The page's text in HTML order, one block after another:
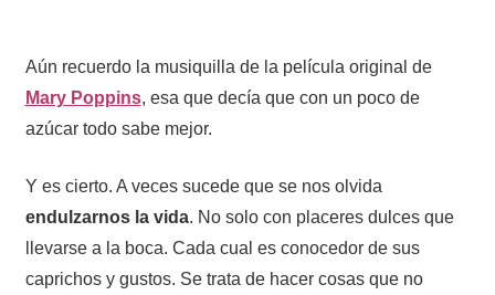
Aún recuerdo la musiquilla de la película original de
Mary Poppins, esa que decía que con un poco de
azúcar todo sabe mejor.
Y es cierto. A veces sucede que se nos olvida
endulzarnos la vida. No solo con placeres dulces que
llevarse a la boca. Cada cual es conocedor de sus
caprichos y gustos. Se trata de hacer cosas que no